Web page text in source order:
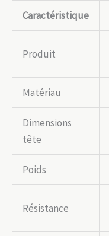
Caractéristique
Produit
Matériau
Dimensions
tête
Poids
Résistance